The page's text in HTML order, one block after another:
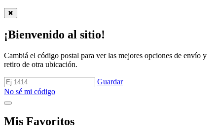
✖
¡Bienvenido al sitio!
Cambiá el código postal para ver las mejores opciones de envío y
retiro de otra ubicación.
Guardar
No sé mi código
Mis Favoritos